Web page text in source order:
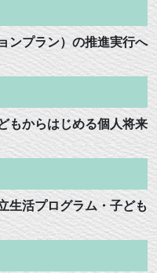
ンプラン）の推進実行へ
もからはじめる個人将来
生活プログラム・子ども